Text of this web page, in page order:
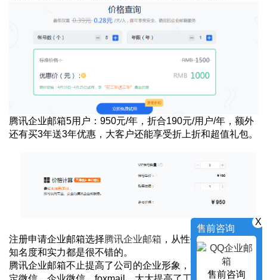
腾讯企业邮箱5用户：950元/年，折合190元/用户/年，额外
还有买3年送3年优惠，大客户还能享受折上折和超值礼包。
注册申请企业邮箱选择腾讯企业邮箱 ，从性价比角度、品牌
知名度和实力都是很不错的。
腾讯企业邮箱不止提高了公司的企业形象，更重要是直接绑
X
售前咨询
售前咨询